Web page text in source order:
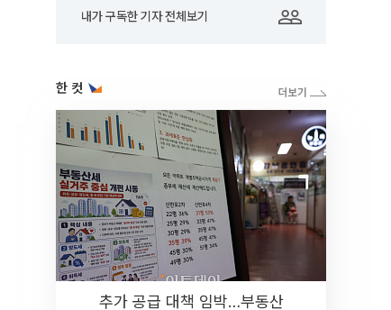
내가 구독한 기자 전체보기
한 컷
추가 공급 대책 임박…부동산